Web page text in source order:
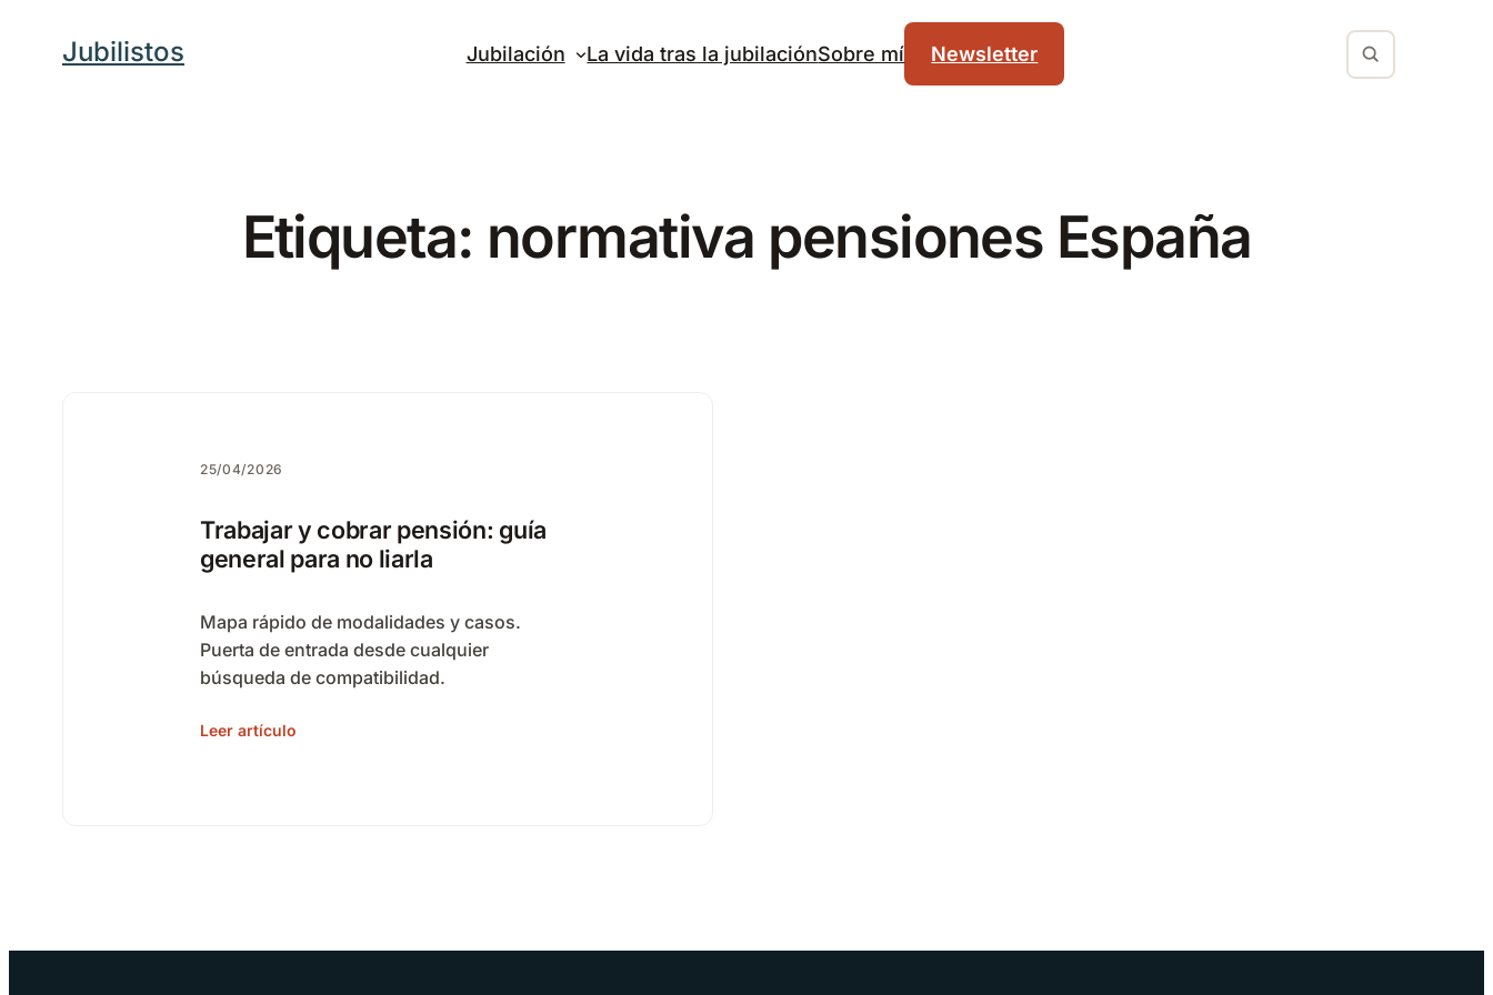
Jubilistos Jubilación La vida tras la jubilaciónSobre mí Newsletter
Etiqueta: normativa pensiones España
25/04/2026
Trabajar y cobrar pensión: guía
general para no liarla
Mapa rápido de modalidades y casos.
Puerta de entrada desde cualquier
búsqueda de compatibilidad.
Leer artículo